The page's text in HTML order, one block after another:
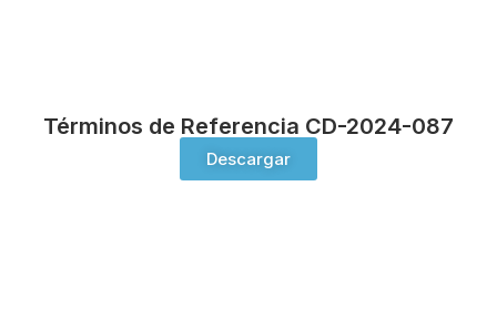
Términos de Referencia CD-2024-087
Descargar